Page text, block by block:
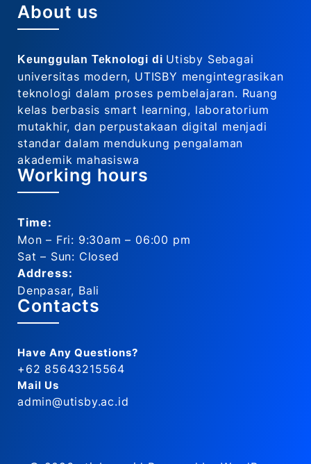
About us
Keunggulan Teknologi di Utisby Sebagai
universitas modern, UTISBY mengintegrasikan
teknologi dalam proses pembelajaran. Ruang
kelas berbasis smart learning, laboratorium
mutakhir, dan perpustakaan digital menjadi
standar dalam mendukung pengalaman
akademik mahasiswa
Working hours
Time:
Mon – Fri: 9:30am – 06:00 pm
Sat – Sun: Closed
Address:
Denpasar, Bali
Contacts
Have Any Questions?
+62 85643215564
Mail Us
admin@utisby.ac.id